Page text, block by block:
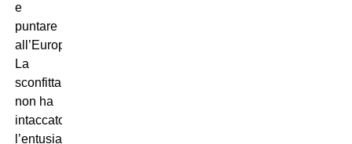
e
puntare
all’Europa.
La
sconfitta
non ha
intaccato
l’entusiasmo